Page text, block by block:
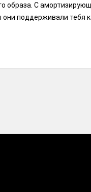
образа. С
поддерживали тебя